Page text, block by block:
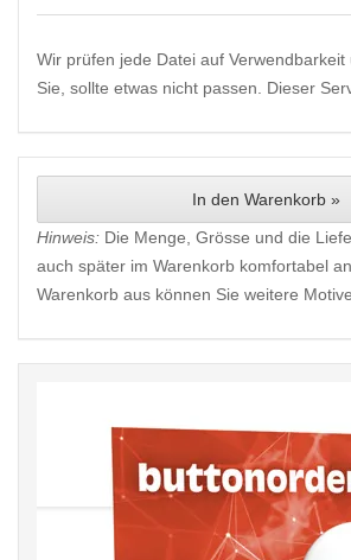
Wir prüfen jede Datei auf Verwendbarkeit
Sie, sollte etwas nicht passen. Dieser
In den Warenkorb »
Hinweis: Die Menge, Grösse und die
auch später im Warenkorb komfortabel
Warenkorb aus können Sie weitere